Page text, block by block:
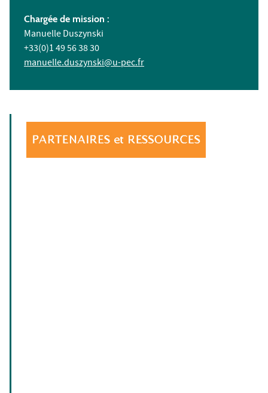
Chargée de mission :
Manuelle Duszynski
+33(0)1 49 56 38 30
manuelle.duszynski@u-pec.fr